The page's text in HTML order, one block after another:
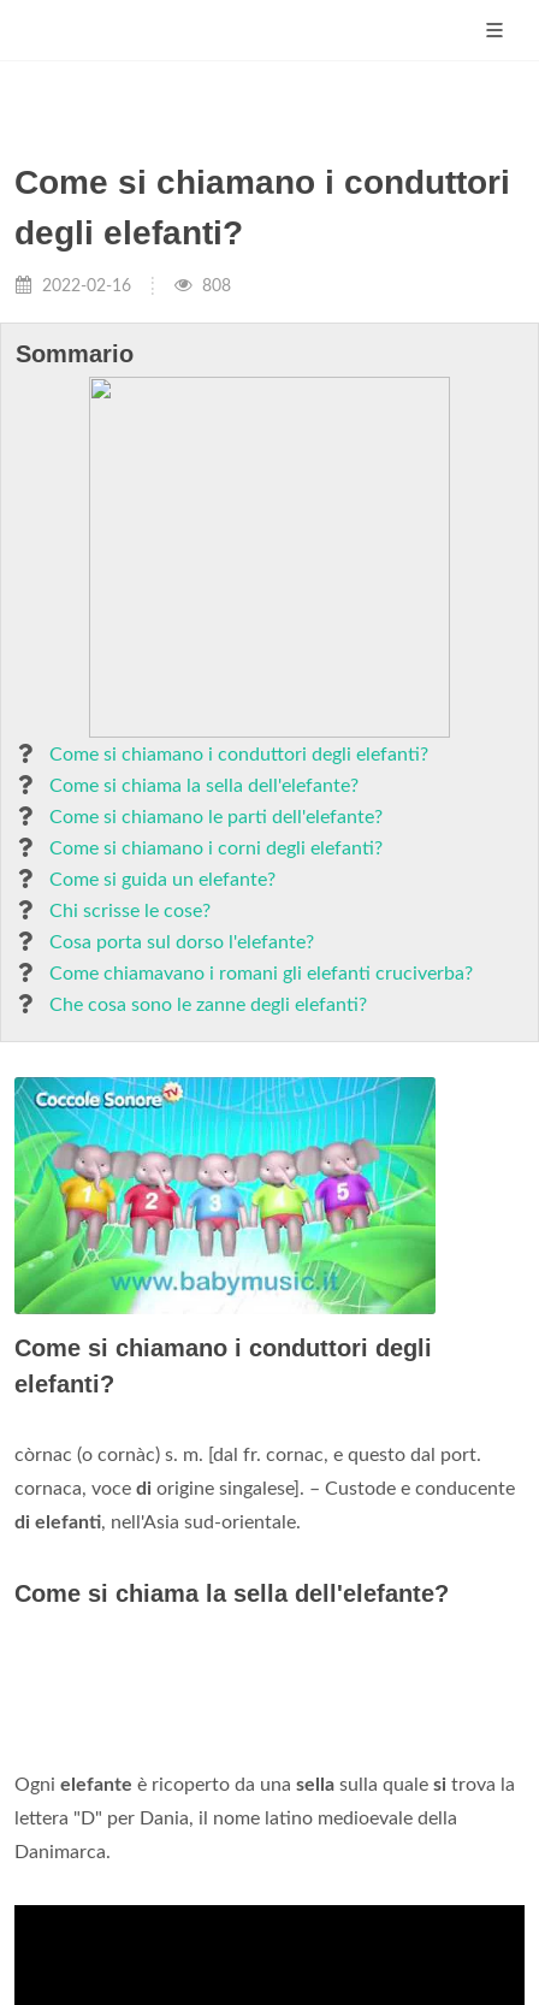
Come si chiamano i conduttori
degli elefanti?
2022-02-16 808
Sommario
Come si chiamano i conduttori degli elefanti?
Come si chiama la sella dell'elefante?
Come si chiamano le parti dell'elefante?
Come si chiamano i corni degli elefanti?
Come si guida un elefante?
Chi scrisse le cose?
Cosa porta sul dorso l'elefante?
Come chiamavano i romani gli elefanti cruciverba?
Che cosa sono le zanne degli elefanti?
Come si chiamano i conduttori degli
elefanti?
còrnac (o cornàc) s. m. [dal fr. cornac, e questo dal port.
cornaca, voce di origine singalese]. – Custode e conducente
di elefanti, nell'Asia sud-orientale.
Come si chiama la sella dell'elefante?
Ogni elefante è ricoperto da una sella sulla quale si trova la
lettera "D" per Dania, il nome latino medioevale della
Danimarca.